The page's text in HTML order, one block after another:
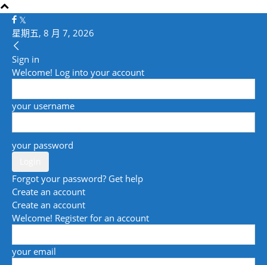
星期五, 8 月 7, 2026
Sign in
Welcome! Log into your account
your username
your password
Forgot your password? Get help
Create an account
Create an account
Welcome! Register for an account
your email